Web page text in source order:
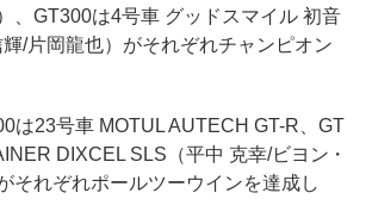
、GT300は4号車 グッドスマイル 初音
輝/片岡龍也）がそれぞれチャンピオン
は23号車 MOTUL AUTECH GT-R、GT
DIXCEL SLS（平中 克幸/ビヨン・
それぞれポールツーウインを達成し